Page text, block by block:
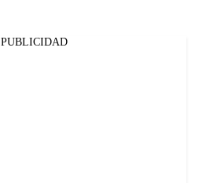
PUBLICIDAD